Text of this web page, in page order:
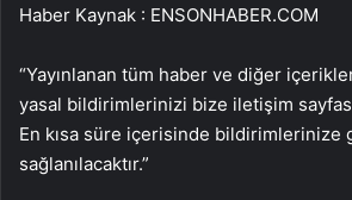
Haber Kaynak : ENSONHABER.COM
“Yayınlanan tüm haber ve diğer
yasal bildirimlerinizi bize iletişim
En kısa süre içerisinde bildirimlerinize
sağlanılacaktır.”